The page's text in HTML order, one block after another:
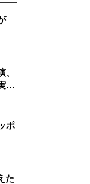
写
ポ
た